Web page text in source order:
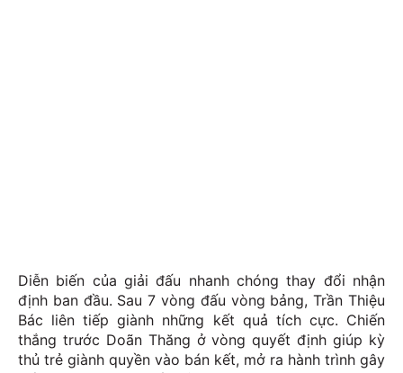
Diễn biến của giải đấu nhanh chóng thay đổi nhận
định ban đầu. Sau 7 vòng đấu vòng bảng, Trần Thiệu
Bác liên tiếp giành những kết quả tích cực. Chiến
thắng trước Doãn Thăng ở vòng quyết định giúp kỳ
thủ trẻ giành quyền vào bán kết, mở ra hành trình gây